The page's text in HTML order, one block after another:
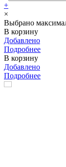
+
×
Выбрано
В корзину
Добавлено
Подробнее
В корзину
Добавлено
Подробнее